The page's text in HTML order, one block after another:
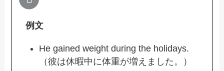
例文
He gained weight during the holidays.
（彼は休暇中に体重が増えました。）